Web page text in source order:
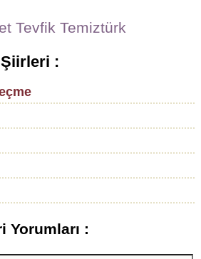
Tevfik Temiztürk
:
Yorumları :